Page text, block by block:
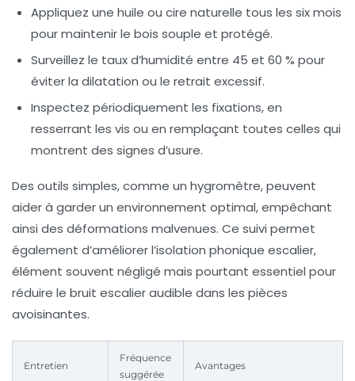
Appliquez une huile ou cire naturelle tous les six mois
pour maintenir le bois souple et protégé.
Surveillez le taux d’humidité entre 45 et 60 % pour
éviter la dilatation ou le retrait excessif.
Inspectez périodiquement les fixations, en
resserrant les vis ou en remplaçant toutes celles qui
montrent des signes d’usure.
Des outils simples, comme un hygromètre, peuvent
aider à garder un environnement optimal, empêchant
ainsi des déformations malvenues. Ce suivi permet
également d’améliorer l’isolation phonique escalier,
élément souvent négligé mais pourtant essentiel pour
réduire le bruit escalier audible dans les pièces
avoisinantes.
Entretien
Fréquence
suggérée
Avantages